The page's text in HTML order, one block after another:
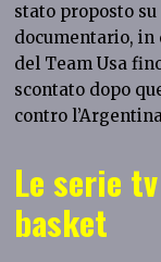
stato proposto
documentario, in
del Team Usa
scontato dopo
contro
Le serie
basket